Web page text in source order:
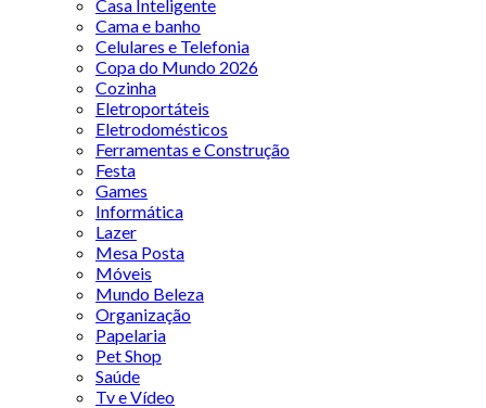
Casa Inteligente
Cama e banho
Celulares e Telefonia
Copa do Mundo 2026
Cozinha
Eletroportáteis
Eletrodomésticos
Ferramentas e Construção
Festa
Games
Informática
Lazer
Mesa Posta
Móveis
Mundo Beleza
Organização
Papelaria
Pet Shop
Saúde
Tv e Vídeo